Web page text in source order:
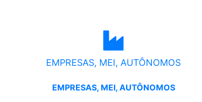
EMPRESAS, MEI, AUTÔNOMOS
EMPRESAS, MEI, AUTÔNOMOS